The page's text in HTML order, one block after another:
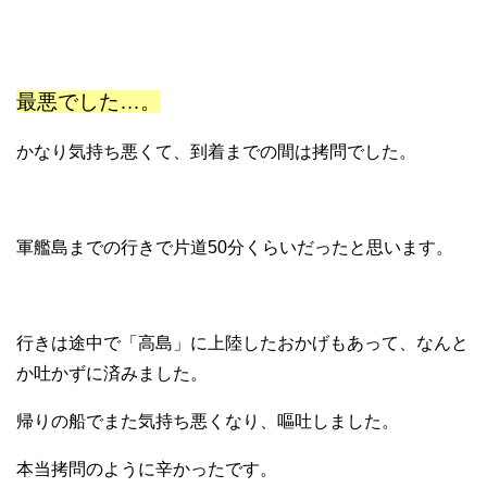
最悪でした…。
かなり気持ち悪くて、到着までの間は拷問でした。
軍艦島までの行きで片道50分くらいだったと思います。
行きは途中で「高島」に上陸したおかげもあって、なんと
か吐かずに済みました。
帰りの船でまた気持ち悪くなり、嘔吐しました。
本当拷問のように辛かったです。